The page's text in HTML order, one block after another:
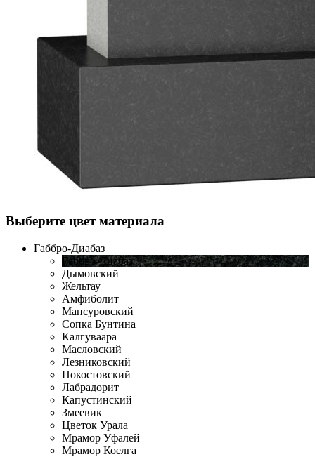
Выберите цвет материала
Габбро-Диабаз
Габбро-Диабаз
Дымовский
Жельтау
Амфиболит
Мансуровский
Сопка Бунтина
Калгуваара
Масловский
Лезниковский
Покостовский
Лабрадорит
Капустинский
Змеевик
Цветок Урала
Мрамор Уфалей
Мрамор Коелга